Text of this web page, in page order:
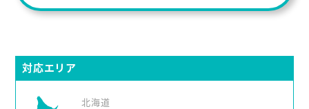
対応エリア
北海道